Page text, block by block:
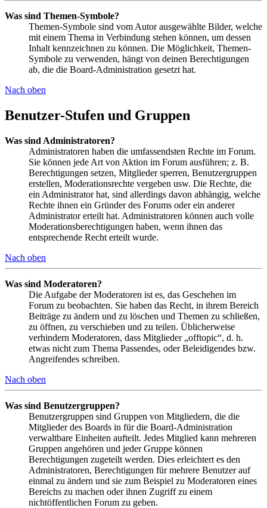
Was sind Themen-Symbole?
Themen-Symbole sind vom Autor ausgewählte Bilder, welche
mit einem Thema in Verbindung stehen können, um dessen
Inhalt kennzeichnen zu können. Die Möglichkeit, Themen-
Symbole zu verwenden, hängt von deinen Berechtigungen
ab, die die Board-Administration gesetzt hat.
Nach oben
Benutzer-Stufen und Gruppen
Was sind Administratoren?
Administratoren haben die umfassendsten Rechte im Forum.
Sie können jede Art von Aktion im Forum ausführen; z. B.
Berechtigungen setzen, Mitglieder sperren, Benutzergruppen
erstellen, Moderationsrechte vergeben usw. Die Rechte, die
ein Administrator hat, sind allerdings davon abhängig, welche
Rechte ihnen ein Gründer des Forums oder ein anderer
Administrator erteilt hat. Administratoren können auch volle
Moderationsberechtigungen haben, wenn ihnen das
entsprechende Recht erteilt wurde.
Nach oben
Was sind Moderatoren?
Die Aufgabe der Moderatoren ist es, das Geschehen im
Forum zu beobachten. Sie haben das Recht, in ihrem Bereich
Beiträge zu ändern und zu löschen und Themen zu schließen,
zu öffnen, zu verschieben und zu teilen. Üblicherweise
verhindern Moderatoren, dass Mitglieder „offtopic“, d. h.
etwas nicht zum Thema Passendes, oder Beleidigendes bzw.
Angreifendes schreiben.
Nach oben
Was sind Benutzergruppen?
Benutzergruppen sind Gruppen von Mitgliedern, die die
Mitglieder des Boards in für die Board-Administration
verwaltbare Einheiten aufteilt. Jedes Mitglied kann mehreren
Gruppen angehören und jeder Gruppe können
Berechtigungen zugeteilt werden. Dies erleichtert es den
Administratoren, Berechtigungen für mehrere Benutzer auf
einmal zu ändern und sie zum Beispiel zu Moderatoren eines
Bereichs zu machen oder ihnen Zugriff zu einem
nichtöffentlichen Forum zu geben.